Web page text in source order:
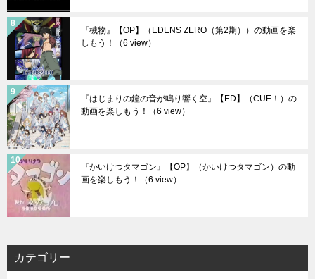
『械物』【OP】（EDENS ZERO（第2期））の動画を楽
しもう！
（6 view）
『はじまりの鐘の音が鳴り響く空』【ED】（CUE！）の
動画を楽しもう！
（6 view）
『かいけつタマゴン』【OP】（かいけつタマゴン）の動
画を楽しもう！
（6 view）
カテゴリー